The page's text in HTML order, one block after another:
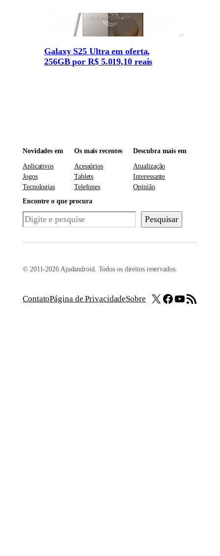
Galaxy S25 Ultra em oferta,
256GB por R$ 5.019,10 reais
Novidades em
Aplicativos
Jogos
Tecnologias
Os mais recentes
Acessórios
Tablets
Telefones
Descubra mais em
Atualização
Interessante
Opinião
Encontre o que procura
Pesquisar Pesquisar
© 2011-2026 Ajudandroid. Todos os direitos reservados.
ContatoPágina de PrivacidadeSobre X Facebook
Youtube
Feed RSS